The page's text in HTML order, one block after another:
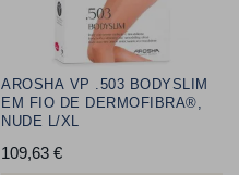
AROSHA VP .503 BODYSLIM
EM FIO DE DERMOFIBRA®,
NUDE L/XL
109,63 €Preço